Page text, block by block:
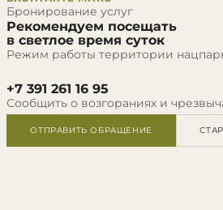
Бронирование услуг
Рекомендуем посещать
в светлое время суток
Режим работы территории
+7 391 261 16 95
Сообщить о возгораниях и
ОТПРАВИТЬ ОБРАЩЕНИЕ